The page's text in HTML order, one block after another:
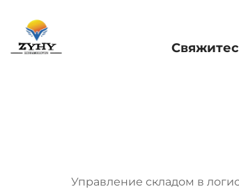
Управление складом в